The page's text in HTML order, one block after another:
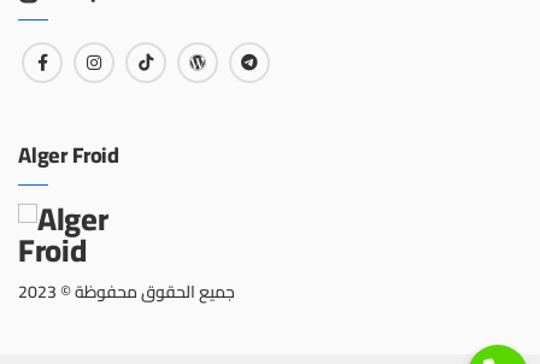
Alger Froid
جميع الحقوق محفوظة © 2023